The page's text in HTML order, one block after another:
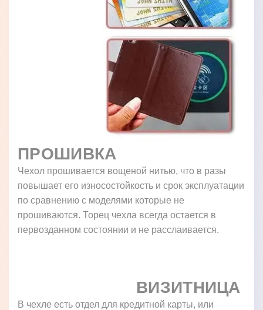
ПРОШИВКА
Чехол прошивается вощеной нитью, что в разы
повышает его износостойкость и срок эксплуатации
по сравнению с моделями которые не
прошиваются. Торец чехла всегда остается в
первозданном состоянии и не расслаивается.
ВИЗИТНИЦА
В чехле есть отдел для кредитной карты, или